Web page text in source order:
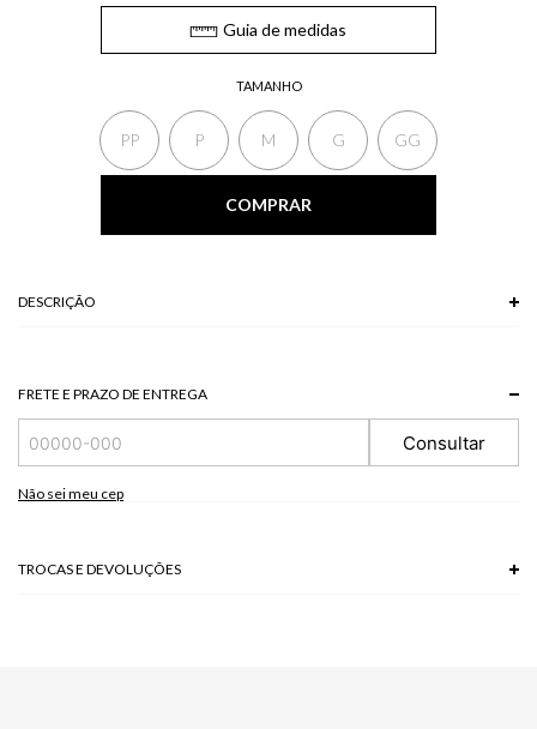
TAMANHO
PP P M G GG
Guia de medidas
COMPRAR
DESCRIÇÃO
93 % VISCOSE + 7 % POLIESTER
FRETE E PRAZO DE ENTREGA
Consultar
Não sei meu cep
TROCAS E DEVOLUÇÕES